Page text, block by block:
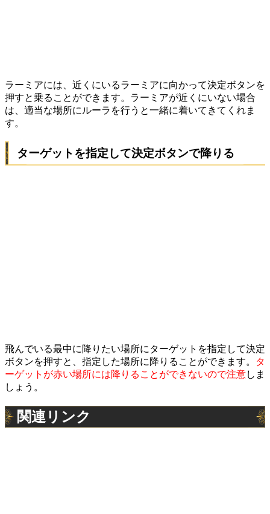
ラーミアには、近くにいるラーミアに向かって決定ボタンを
押すと乗ることができます。ラーミアが近くにいない場合
は、適当な場所にルーラを行うと一緒に着いてきてくれま
す。
ターゲットを指定して決定ボタンで降りる
飛んでいる最中に降りたい場所にターゲットを指定して決定
ボタンを押すと、指定した場所に降りることができます。
タ
ーゲットが赤い場所には降りることができないので注意しま
しょう。
関連リンク